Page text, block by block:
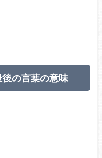
の言葉の意味